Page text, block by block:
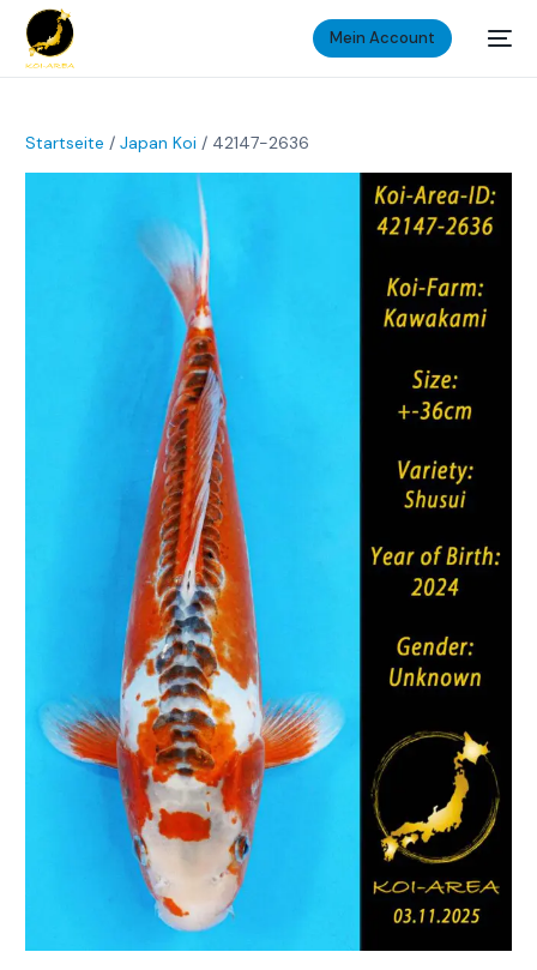
Mein Account
Startseite /Japan Koi / 42147-2636